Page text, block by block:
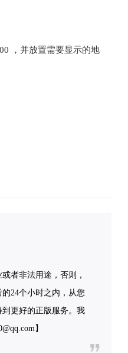
，并放置需要显示的地
者非法用途，否则，
24个小时之内，从您
更好的正版服务。我
】